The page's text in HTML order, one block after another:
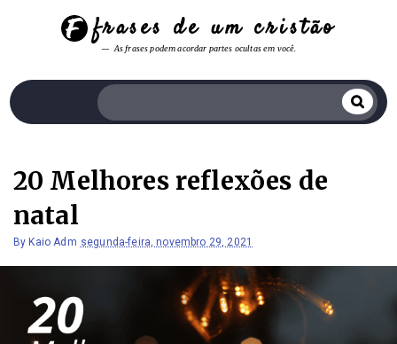
frases de um cristão
As frases podem acordar partes ocultas em você.
20 Melhores reflexões de
natal
By Kaio Adm segunda-feira, novembro 29, 2021